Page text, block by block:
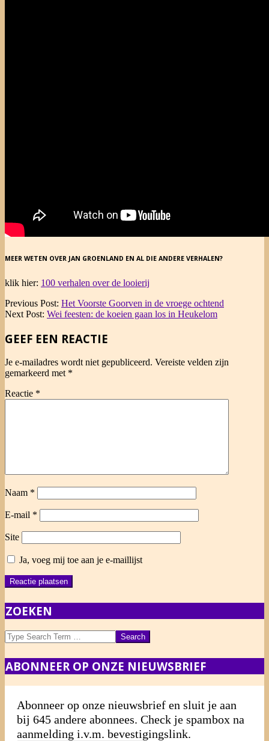
MEER WETEN OVER JAN GROENLAND EN AL DIE ANDERE VERHALEN?
klik hier: 100 verhalen over de looierij
2016-
04-
Previous Post: Het Voorste Goorven in de vroege ochtend
Next Post: Wei feesten: de koeien gaan los in Heukelom
GEEF EEN REACTIE
Je e-mailadres wordt niet gepubliceerd. Vereiste velden zijn
gemarkeerd met *
Reactie *
Naam *
E-mail *
Site
Ja, voeg mij toe aan je e-maillijst
ZOEKEN
Search
ABONNEER OP ONZE NIEUWSBRIEF
Abonneer op onze nieuwsbrief en sluit je aan
bij 645 andere abonnees. Check je spambox na
aanmelding i.v.m. bevestigingslink.